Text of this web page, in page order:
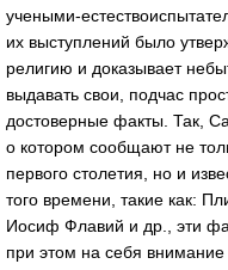
учеными-
их выступлений было
религию и доказывает
выдавать свои, подчас
достоверные факты. Так,
о котором сообщают не
первого столетия, но и
того времени, такие как:
Иосиф Флавий и др., эти
при этом на себя внимание